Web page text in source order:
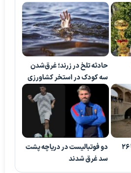
حادثه تلخ در زرند؛ غرق‌شدن
سه کودک در استخر کشاورزی
ذخیره آب زاینده رود تنها 26
دو فوتبالیست در دریاچه پشت
سد غرق شدند